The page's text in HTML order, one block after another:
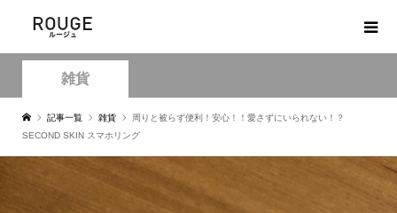
雑貨
記事一覧 雑貨
周りと被らず便利！安心！！愛さずにいられない！？
SECOND SKIN スマホリング